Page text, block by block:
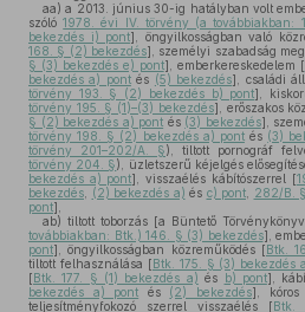
aa) a 2013. június 30-ig hatályban volt
szóló1978. évi IV. törvény (a
bekezdés i) pont], öngyilkosságban való
168. § (2) bekezdés], személyi szabadság
§ (3) bekezdés e) pont], emberkereskedelem [
bekezdés a) pontés (5) bekezdés], családi
törvény 193. § (2) bekezdés b) pont],
törvény 195. § (1)–(3) bekezdés], erőszakos
§ (2) bekezdés a) pont és (3) bekezdés],
törvény 198. § (2) bekezdés a) pontés (3)
törvény 201–202/A. §), tiltott pornográf
törvény 204. §), üzletszerű kéjelgés
bekezdés a) pont], visszaélés kábítószerrel [
bekezdés
(2) bekezdés a) és c) pont 282/B.
pont],
ab) tiltott toborzás [a Büntető
továbbiakban: Btk.) 146. § (3) bekezdés],
pont], öngyilkosságban közreműködés [Btk.
tiltott felhasználása [Btk. 175. § (3) bekezdés
[Btk. 177. § (1) bekezdés a) és b) pont],
bekezdés a) pont és (2) bekezdés], kóros
teljesítményfokozó szerrel visszaélés [Btk.